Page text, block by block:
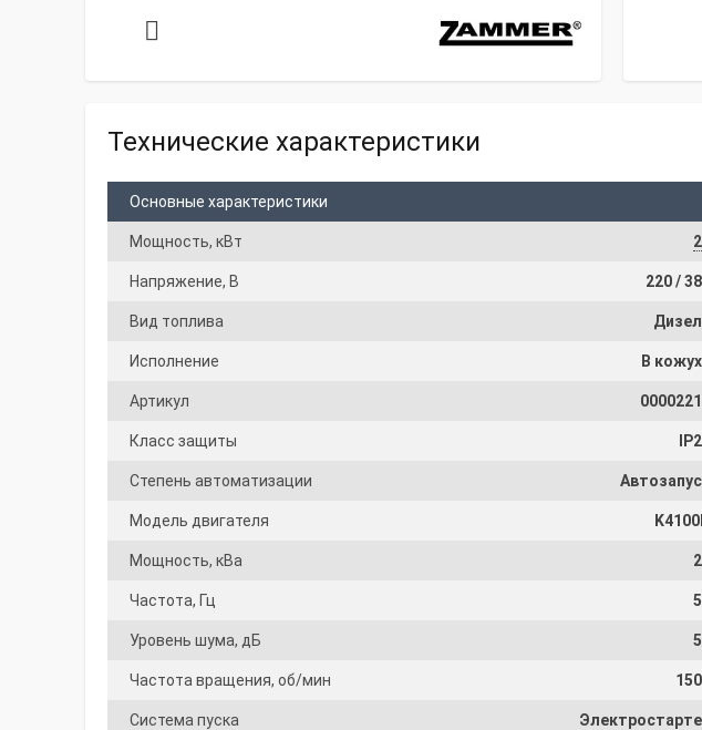
Технические характеристики
Основные характеристики
Мощность, кВт
Напряжение, В 220 /
Вид топлива
Исполнение В
Артикул
Класс защиты
Степень автоматизации
Модель двигателя
Мощность, кВа
Частота, Гц
Уровень шума, дБ
Частота вращения, об/мин
Система пуска